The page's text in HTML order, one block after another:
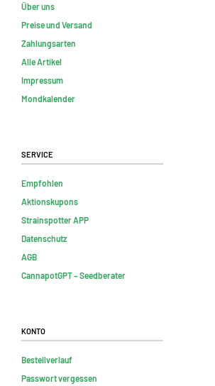
Über uns
Preise und Versand
Zahlungsarten
Alle Artikel
Impressum
Mondkalender
Service
Empfohlen
Aktionskupons
Strainspotter APP
Datenschutz
AGB
CannapotGPT – Seedberater
Konto
Bestellverlauf
Passwort vergessen